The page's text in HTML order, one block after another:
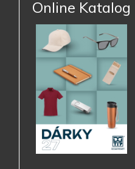
Online Katalog